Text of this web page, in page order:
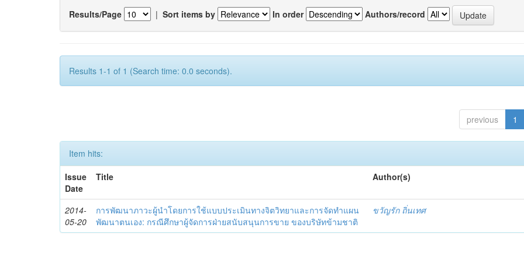
Results/Page | Sort items by In order Authors/record
Results 1-1 of 1 (Search time: 0.0 seconds).
previous 1
Item hits:
Issue
Date
Title Author(s)
2014-
05-20
การพัฒนาภาวะผู้นำโดยการใช้แบบประเมินทางจิตวิทยาและการจัดทำแผน
พัฒนาตนเอง: กรณีศึกษาผู้จัดการฝ่ายสนับสนุนการขาย ของบริษัทข้ามชาติ
ขวัญรัก ถิ่นเทศ